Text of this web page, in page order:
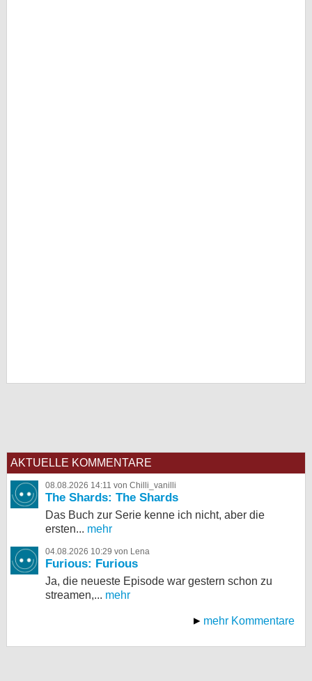
AKTUELLE KOMMENTARE
08.08.2026 14:11 von Chilli_vanilli
The Shards: The Shards
Das Buch zur Serie kenne ich nicht, aber die
ersten... mehr
04.08.2026 10:29 von Lena
Furious: Furious
Ja, die neueste Episode war gestern schon zu
streamen,... mehr
mehr Kommentare